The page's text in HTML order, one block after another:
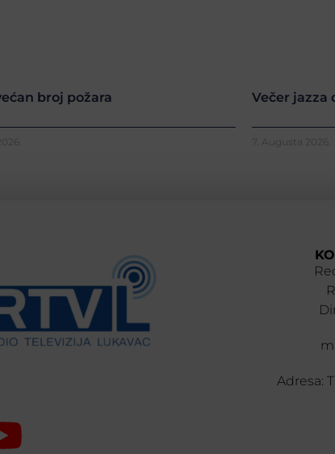
broj požara Večer jazza
7. Augusta 2026.
Adresa: